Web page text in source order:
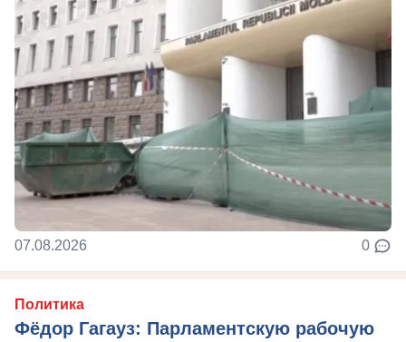
07.08.2026 0
Политика
Фёдор Гагауз: Парламентскую рабочую